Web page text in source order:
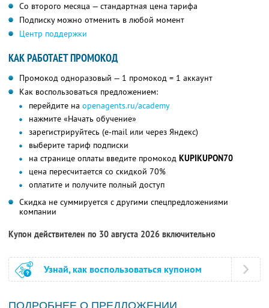
Со второго месяца — стандартная цена тарифа
Подписку можно отменить в любой момент
Центр поддержки
КАК РАБОТАЕТ ПРОМОКОД
Промокод одноразовый — 1 промокод = 1 аккаунт
Как воспользоваться предложением:
перейдите на openagents.ru/academy
нажмите «Начать обучение»
зарегистрируйтесь (e-mail или через Яндекс)
выберите тариф подписки
на странице оплаты введите промокод KUPIKUPON70
цена пересчитается со скидкой 70%
оплатите и получите полный доступ
Скидка не суммируется с другими спецпредложениями
компании
Купон действителен по 30 августа 2026 включительно
Узнай, как воспользоваться купоном